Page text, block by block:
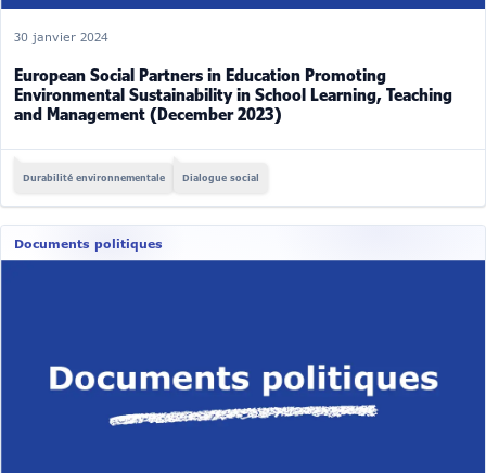
30 janvier 2024
European Social Partners in Education Promoting
Environmental Sustainability in School Learning, Teaching
and Management (December 2023)
Durabilité environnementale Dialogue social
Documents politiques